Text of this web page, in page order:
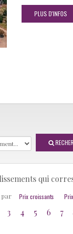
PLUS D'INFOS
qui
par Prix croissants
3 4 5 6 7